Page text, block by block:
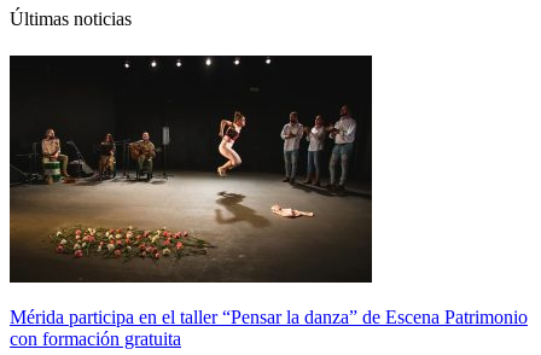
Últimas noticias
Mérida participa en el taller “Pensar la danza” de Escena Patrimonio
con formación gratuita